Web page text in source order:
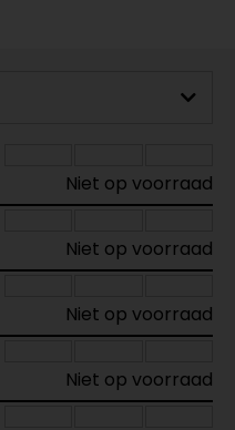
Niet op voorraad
Niet op voorraad
Niet op voorraad
Niet op voorraad